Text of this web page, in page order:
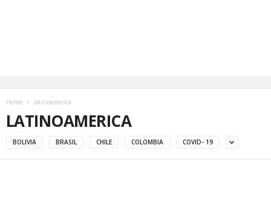
Home latinoamerica
LATINOAMERICA
BOLIVIA BRASIL CHILE COLOMBIA COVID- 19